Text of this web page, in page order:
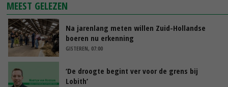
MEEST GELEZEN
Na jarenlang meten willen Zuid-Hollandse
boeren nu erkenning
GISTEREN, 07:00
‘De droogte begint ver voor de grens bij
Lobith’